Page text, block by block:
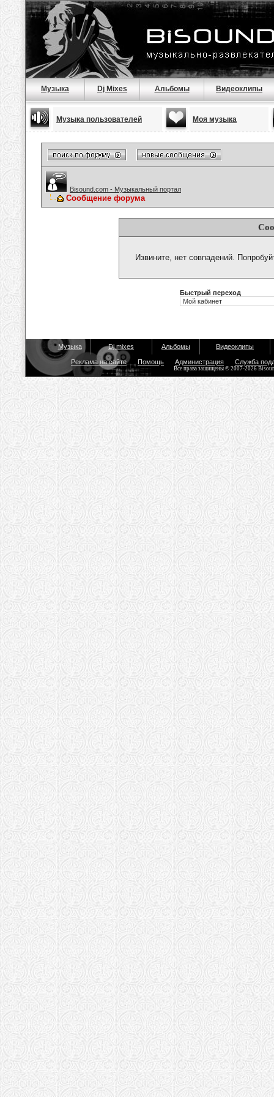
Музыка Dj Mixes Альбомы Видеоклипы
Музыка пользователей Моя музыка
Bisound.com - Музыкальный портал
Сообщение форума
Извините, нет совпадений.
Быстрый переход
Музыка Dj mixes Альбомы Видеоклипы
Реклама на сайте Помощь Администрация Служба
Все права защищены © 2007-2026